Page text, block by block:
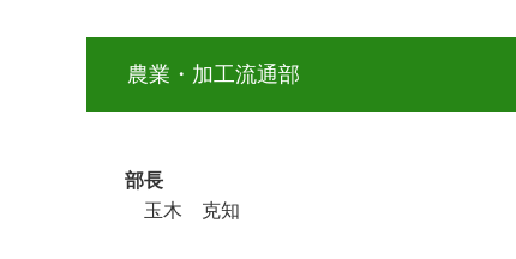
農業・加工流通部
部長
玉木 克知